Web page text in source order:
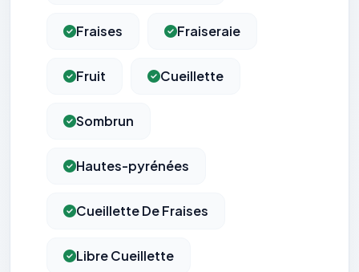
Fraises Fraiseraie
Fruit Cueillette
Sombrun
Hautes-pyrénées
Cueillette De Fraises
Libre Cueillette